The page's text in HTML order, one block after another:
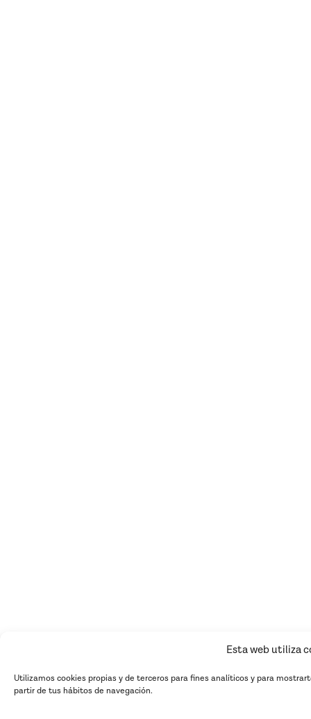
Esta web utiliza
Utilizamos cookies propias y de terceros para fines analíticos y para
partir de tus hábitos de navegación.